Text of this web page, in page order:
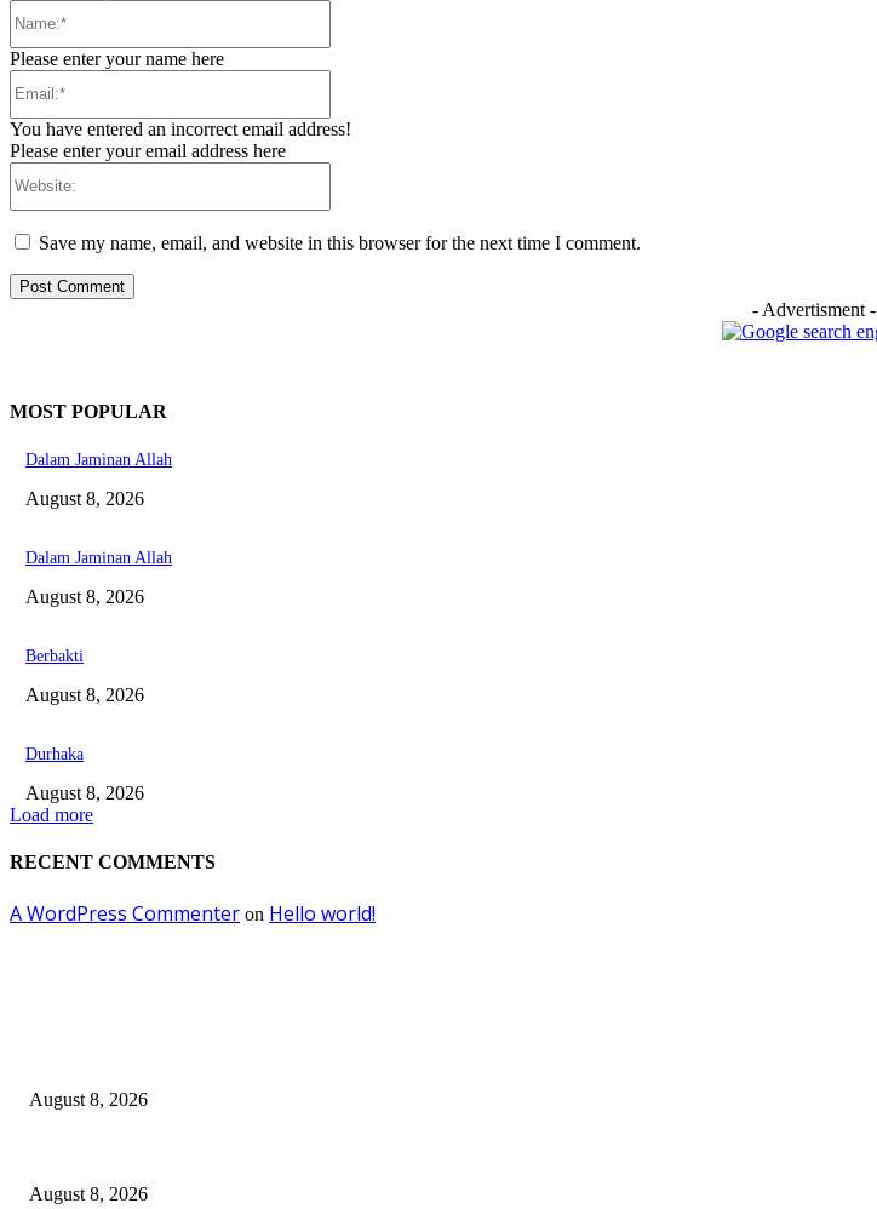
Please enter your name here
You have entered an incorrect email address!
Please enter your email address here
Save my name, email, and website in this browser for the next time I comment.
- Advertisment -
MOST POPULAR
Dalam Jaminan Allah
August 8, 2026
Dalam Jaminan Allah
August 8, 2026
Berbakti
August 8, 2026
Durhaka
August 8, 2026
Load more
RECENT COMMENTS
A WordPress Commenter on Hello world!
August 8, 2026
August 8, 2026